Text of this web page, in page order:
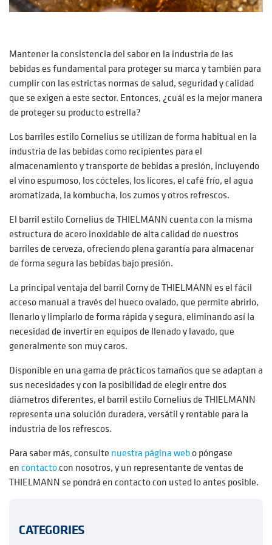
Mantener la consistencia del sabor en la industria de las
bebidas es fundamental para proteger su marca y también para
cumplir con las estrictas normas de salud, seguridad y calidad
que se exigen a este sector. Entonces, ¿cuál es la mejor manera
de proteger su producto estrella?
Los barriles estilo Cornelius se utilizan de forma habitual en la
industria de las bebidas como recipientes para el
almacenamiento y transporte de bebidas a presión, incluyendo
el vino espumoso, los cócteles, los licores, el café frío, el agua
aromatizada, la kombucha, los zumos y otros refrescos.
El barril estilo Cornelius de THIELMANN cuenta con la misma
estructura de acero inoxidable de alta calidad de nuestros
barriles de cerveza, ofreciendo plena garantía para almacenar
de forma segura las bebidas bajo presión.
La principal ventaja del barril Corny de THIELMANN es el fácil
acceso manual a través del hueco ovalado, que permite abrirlo,
llenarlo y limpiarlo de forma rápida y segura, eliminando así la
necesidad de invertir en equipos de llenado y lavado, que
generalmente son muy caros.
Disponible en una gama de prácticos tamaños que se adaptan a
sus necesidades y con la posibilidad de elegir entre dos
diámetros diferentes, el barril estilo Cornelius de THIELMANN
representa una solución duradera, versátil y rentable para la
industria de los refrescos.
Para saber más, consulte nuestra página webo póngase
encontactocon nosotros, y un representante de ventas de
THIELMANN se pondrá en contacto con usted lo antes posible.
CATEGORIES